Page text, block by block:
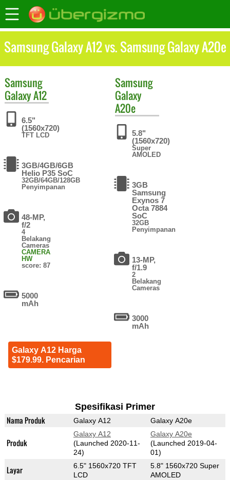
Samsung Galaxy A12 vs. Samsung Galaxy A20e
Samsung
Galaxy A12
6.5"
(1560x720)
TFT LCD
3GB/4GB/6GB
Helio P35 SoC
32GB/64GB/128GB
Penyimpanan
48-MP,
f/2
4
Belakang
Cameras
CAMERA
HW
score: 87
5000
mAh
Galaxy A12 Harga
$179.99. Pencarian
Samsung
Galaxy
A20e
5.8"
(1560x720)
Super
AMOLED
3GB
Samsung
Exynos 7
Octa 7884
SoC
32GB
Penyimpanan
13-MP,
f/1.9
2
Belakang
Cameras
3000
mAh
Spesifikasi Primer
Nama Produk Galaxy A12 Galaxy A20e
Produk
Galaxy A12
(Launched 2020-11-
24)
Galaxy A20e
(Launched 2019-04-
01)
Layar
6.5" 1560x720 TFT
LCD
5.8" 1560x720 Super
AMOLED